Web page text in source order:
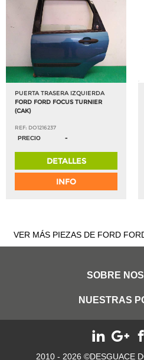
PUERTA TRASERA IZQUIERDA
FORD FORD FOCUS TURNIER
(CAK)
REF: DO1216237
PRECIO
-
DETALLES
INFO
VER MÁS PIEZAS DE FORD
SOBRE
NUESTRAS
2010 - 2026 ©DESGUACE